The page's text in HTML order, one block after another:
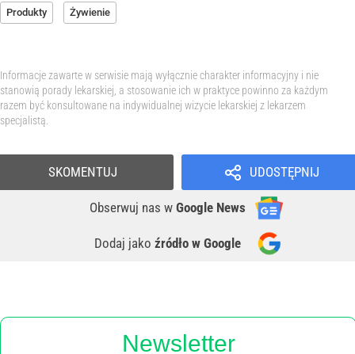
Produkty Żywienie
Informacje zawarte w serwisie mają wyłącznie charakter informacyjny i nie
stanowią porady lekarskiej, a stosowanie ich w praktyce powinno za każdym
razem być konsultowane na indywidualnej wizycie lekarskiej z lekarzem
specjalistą.
UDOSTĘPNIJ
Obserwuj nas w Google News
Dodaj jako źródło w Google
SKOMENTUJ
Newsletter